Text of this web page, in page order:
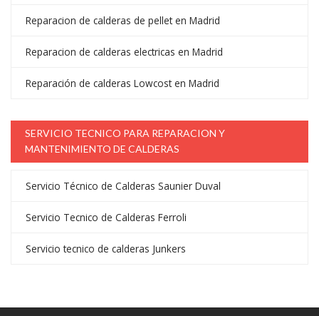
Reparacion de calderas de pellet en Madrid
Reparacion de calderas electricas en Madrid
Reparación de calderas Lowcost en Madrid
SERVICIO TECNICO PARA REPARACION Y
MANTENIMIENTO DE CALDERAS
Servicio Técnico de Calderas Saunier Duval
Servicio Tecnico de Calderas Ferroli
Servicio tecnico de calderas Junkers